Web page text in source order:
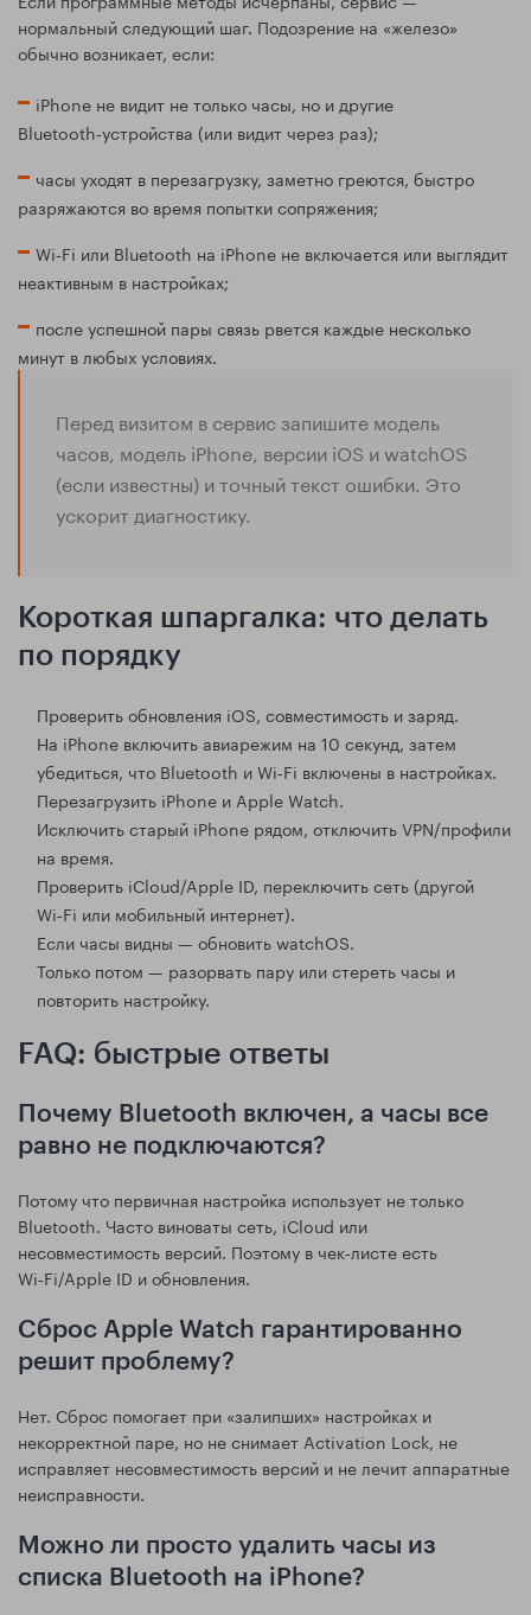
нормальный следующий шаг. Подозрение на «железо»
обычно возникает, если:
iPhone не видит не только часы, но и другие
Bluetooth‑устройства (или видит через раз);
часы уходят в перезагрузку, заметно греются, быстро
разряжаются во время попытки сопряжения;
Wi‑Fi или Bluetooth на iPhone не включается или выглядит
неактивным в настройках;
после успешной пары связь рвется каждые несколько
минут в любых условиях.
Перед визитом в сервис запишите модель
часов, модель iPhone, версии iOS и watchOS
(если известны) и точный текст ошибки. Это
ускорит диагностику.
Короткая шпаргалка: что делать
по порядку
Проверить обновления iOS, совместимость и заряд.
На iPhone включить авиарежим на 10 секунд, затем
убедиться, что Bluetooth и Wi‑Fi включены в настройках.
Перезагрузить iPhone и Apple Watch.
Исключить старый iPhone рядом, отключить VPN/профили
на время.
Проверить iCloud/Apple ID, переключить сеть (другой
Wi‑Fi или мобильный интернет).
Если часы видны — обновить watchOS.
Только потом — разорвать пару или стереть часы и
повторить настройку.
FAQ: быстрые ответы
Почему Bluetooth включен, а часы все
равно не подключаются?
Потому что первичная настройка использует не только
Bluetooth. Часто виноваты сеть, iCloud или
несовместимость версий. Поэтому в чек‑листе есть
Wi‑Fi/Apple ID и обновления.
Сброс Apple Watch гарантированно
решит проблему?
Нет. Сброс помогает при «залипших» настройках и
некорректной паре, но не снимает Activation Lock, не
исправляет несовместимость версий и не лечит аппаратные
неисправности.
Можно ли просто удалить часы из
списка Bluetooth на iPhone?